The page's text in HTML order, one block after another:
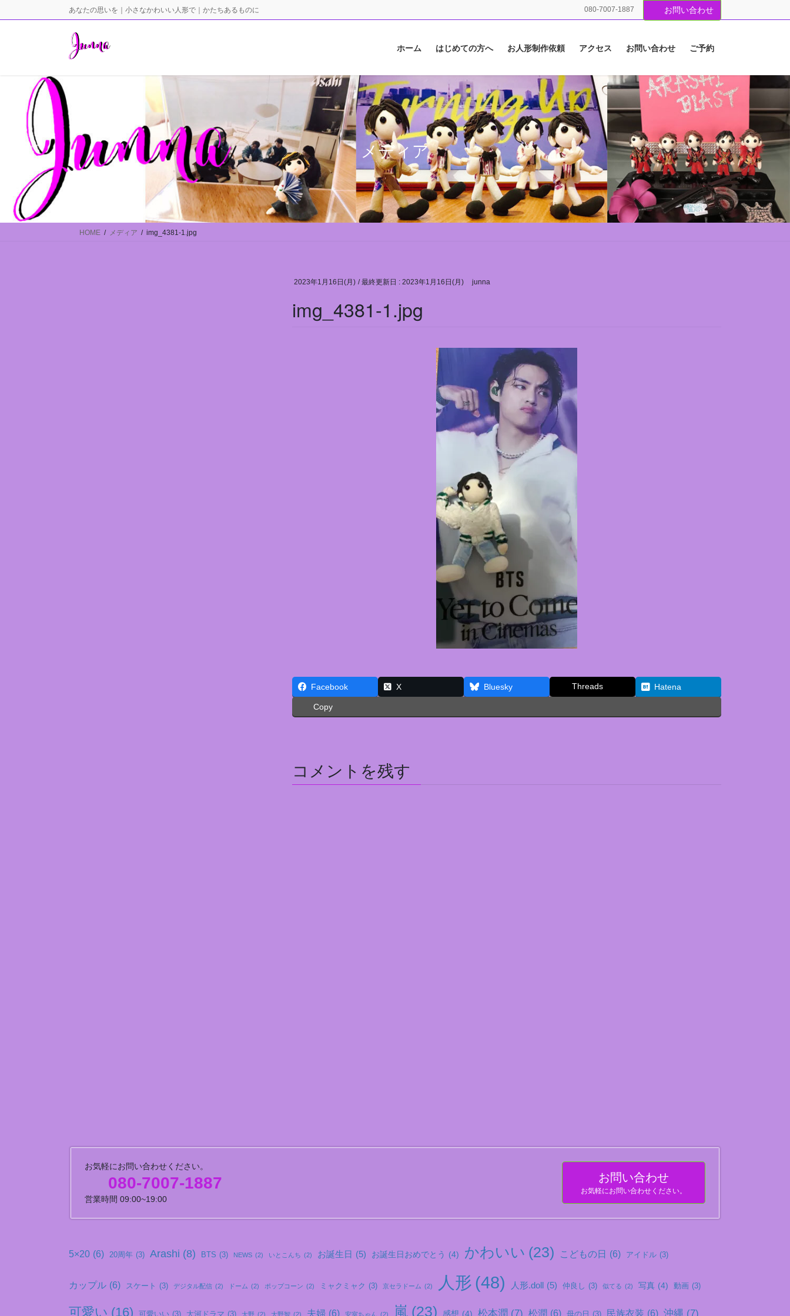
ン
ビ
あなたの思いを｜小さなかわいい人形で｜かたちあるものに 080-7007-1887 お問い合わせ
ホーム はじめての方へ お人形制作依頼 アクセス お問い合わせ ご予約
メディア
HOME メディア img_4381-1.jpg
2023年1月16日(月) / 最終更新日 : 2023年1月16日(月) junna
img_4381-1.jpg
Facebook X Bluesky Threads Hatena
Copy
コメントを残す
お気軽にお問い合わせください。
080-7007-1887
営業時間 09:00~19:00
お問い合わせ
お気軽にお問い合わせください。
5×20 (6) 20周年 (3) Arashi (8) BTS (3) NEWS (2) いとこんち (2) お誕生日 (5) お誕生日おめでとう (4) かわいい (23) こどもの日 (6) アイドル (3)
カップル (6) スケート (3) デジタル配信 (2) ドーム (2) ポップコーン (2) ミャクミャク (3) 京セラドーム (2) 人形 (48) 人形.doll (5) 仲良し (3) 似てる (2) 写真 (4) 動画 (3)
可愛い (16) 大野 (2) 大野智 (2) 夫婦 (6) 安室ちゃん (2) 嵐 (23) 感想 (4) 松本潤 (7) 松潤 (6) 民族衣装 (6) 沖縄 (7)